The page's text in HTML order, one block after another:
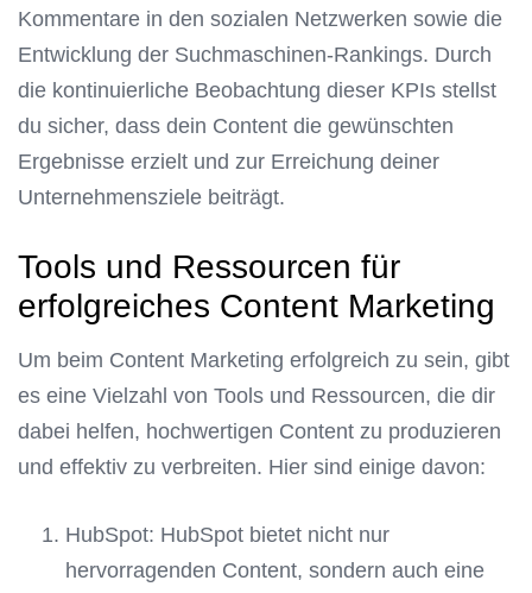
Kommentare in den sozialen Netzwerken sowie die
Entwicklung der Suchmaschinen-Rankings. Durch
die kontinuierliche Beobachtung dieser KPIs stellst
du sicher, dass dein Content die gewünschten
Ergebnisse erzielt und zur Erreichung deiner
Unternehmensziele beiträgt.
Tools und Ressourcen für
erfolgreiches Content Marketing
Um beim Content Marketing erfolgreich zu sein, gibt
es eine Vielzahl von Tools und Ressourcen, die dir
dabei helfen, hochwertigen Content zu produzieren
und effektiv zu verbreiten. Hier sind einige davon:
HubSpot: HubSpot bietet nicht nur
hervorragenden Content, sondern auch eine